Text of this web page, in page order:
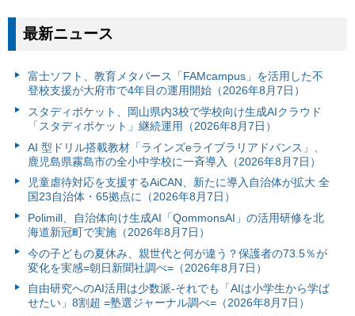
最新ニュース
富⼠ソフト、教育メタバース「FAMcampus」を活用した不
登校支援が大府市で4年目の運用開始（2026年8月7日）
スタディポケット、岡山県内3校で学校向け生成AIクラウド
「スタディポケット」継続運用（2026年8月7日）
AI 型ドリル搭載教材「ラインズeライブラリアドバンス」、
鹿児島県霧島市の全小中学校に一斉導入（2026年8月7日）
児童虐待対応を支援するAiCAN、新たに導入自治体が拡大 全
国23自治体・65拠点に（2026年8月7日）
Polimill、自治体向け生成AI「QommonsAI」の活用研修を北
海道新冠町で実施（2026年8月7日）
今の子どもの夏休み、親世代と何が違う？保護者の73.5％が
変化を実感=朝日新聞社調べ=（2026年8月7日）
自由研究へのAI活用は少数派-それでも「AIは小学生から学ば
せたい」8割超 =塾選ジャーナル調べ=（2026年8月7日）